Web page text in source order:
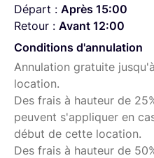
Départ : Après 15:00
Retour : Avant 12:00
Conditions d'annulation
Annulation gratuite
location.
Des frais à hauteur de
peuvent s'appliquer en
début de cette location.
Des frais à hauteur de